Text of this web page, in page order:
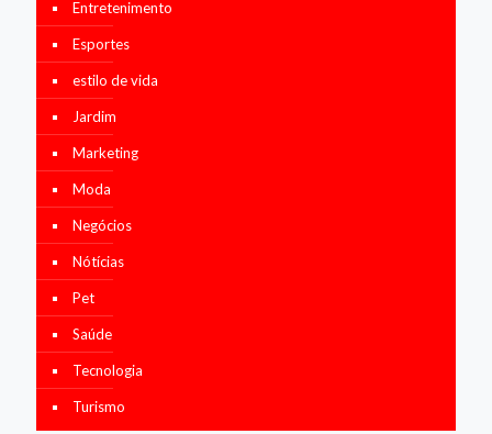
Entretenimento
Esportes
estilo de vida
Jardim
Marketing
Moda
Negócios
Nótícias
Pet
Saúde
Tecnologia
Turismo